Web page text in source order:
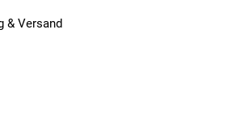
& Versand